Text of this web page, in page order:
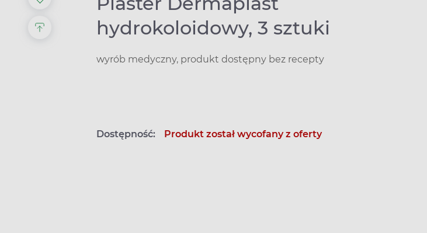
hydrokoloidowy, 3 sztuki
wyrób medyczny, produkt dostępny bez recepty
Dostępność: Produkt został wycofany z oferty